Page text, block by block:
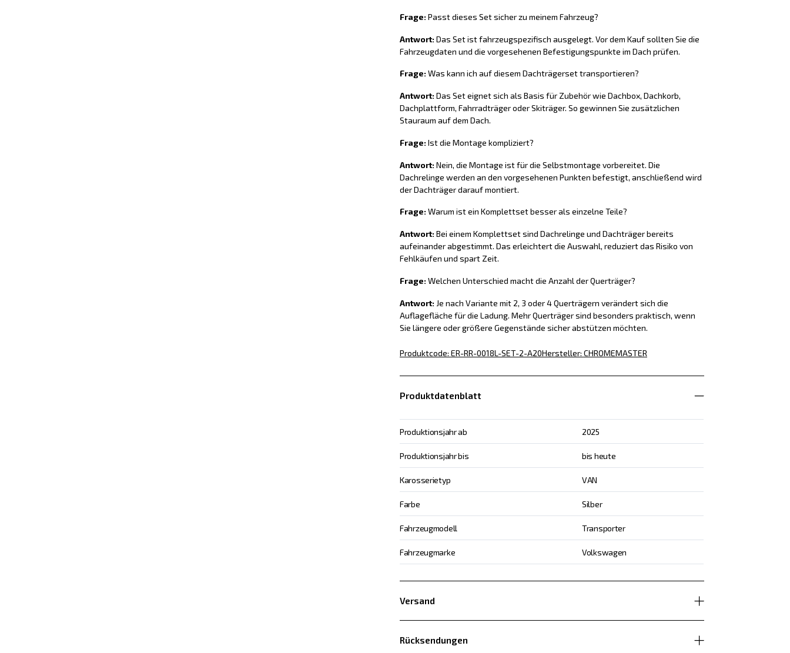
Frage:Passt dieses Set sicher zu meinem Fahrzeug?
Antwort:Das Set ist fahrzeugspezifisch ausgelegt. Vor dem Kauf sollten Sie die
Fahrzeugdaten und die vorgesehenen Befestigungspunkte im Dach prüfen.
Frage:Was kann ich auf diesem Dachträgerset transportieren?
Antwort:Das Set eignet sich als Basis für Zubehör wie Dachbox, Dachkorb,
Dachplattform, Fahrradträger oder Skiträger. So gewinnen Sie zusätzlichen
Stauraum auf dem Dach.
Frage:Ist die Montage kompliziert?
Antwort:Nein, die Montage ist für die Selbstmontage vorbereitet. Die
Dachrelinge werden an den vorgesehenen Punkten befestigt, anschließend wird
der Dachträger darauf montiert.
Frage:Warum ist ein Komplettset besser als einzelne Teile?
Antwort:Bei einem Komplettset sind Dachrelinge und Dachträger bereits
aufeinander abgestimmt. Das erleichtert die Auswahl, reduziert das Risiko von
Fehlkäufen und spart Zeit.
Frage:Welchen Unterschied macht die Anzahl der Querträger?
Antwort:Je nach Variante mit 2, 3 oder 4 Querträgern verändert sich die
Auflagefläche für die Ladung. Mehr Querträger sind besonders praktisch, wenn
Sie längere oder größere Gegenstände sicher abstützen möchten.
Produktcode: ER-RR-0018L-SET-2-A20Hersteller: CHROMEMASTER
Produktdatenblatt
Produktionsjahr ab 2025
Produktionsjahr bis bis heute
Karosserietyp VAN
Farbe Silber
Fahrzeugmodell Transporter
Fahrzeugmarke Volkswagen
Versand
Rücksendungen